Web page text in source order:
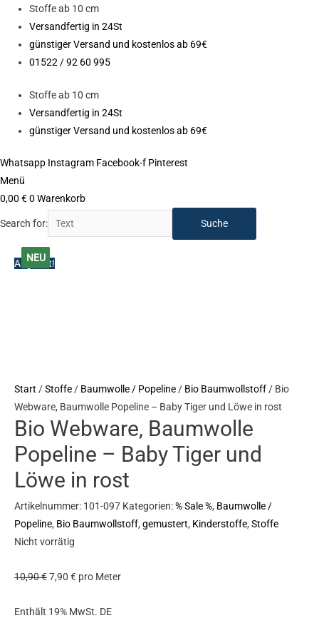
Zum
Inhalt
springen
Stoffe ab 10 cm
Versandfertig in 24St
günstiger Versand und kostenlos ab 69€
01522 / 92 60 995
Stoffe ab 10 cm
Versandfertig in 24St
günstiger Versand und kostenlos ab 69€
Whatsapp Instagram Facebook-f Pinterest
Menü
0,00 €0 Warenkorb
Search for:
Angebot!
Start /Stoffe/ Baumwolle / Popeline/ Bio Baumwollstoff/ Bio
Webware, Baumwolle Popeline – Baby Tiger und Löwe in rost
Bio Webware, Baumwolle
Popeline – Baby Tiger und
Löwe in rost
Artikelnummer: 101-097 Kategorien:% Sale %, Baumwolle /
Popeline, Bio Baumwollstoff, gemustert, Kinderstoffe, Stoffe
Nicht vorrätig
10,90€
Ursprünglicher
Preis
7,90 € pro Meter
Enthält 19% MwSt. DE
NEU
NEU
NEU
NEU